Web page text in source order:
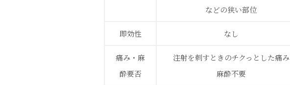
などの狭い部位
即効性 なし
痛み・麻
酔要否
注射を刺すときのチクっとした痛み
麻酔不要